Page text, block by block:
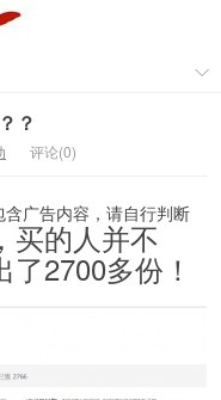
？
评论(0)
广告内容，请自行判断
买的人并不
2700多份！